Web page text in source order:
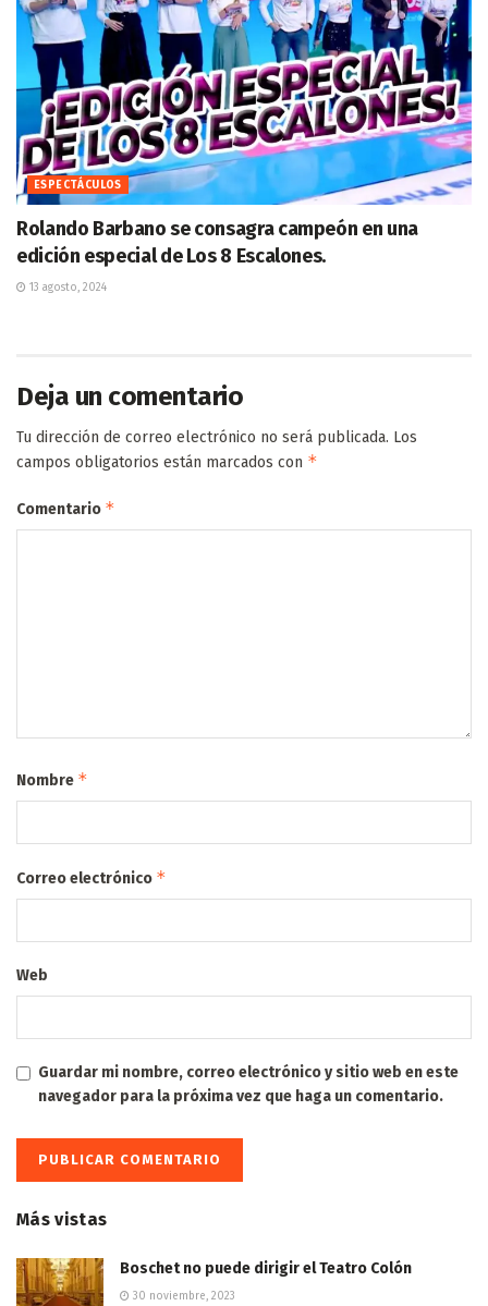
ESPECTÁCULOS
Rolando Barbano se consagra campeón en una
edición especial de Los 8 Escalones.
13 agosto, 2024
Deja un comentario
Tu dirección de correo electrónico no será publicada. Los
campos obligatorios están marcados con *
Comentario *
Nombre *
Correo electrónico *
Web
Guardar mi nombre, correo electrónico y sitio web en este
navegador para la próxima vez que haga un comentario.
Más vistas
Boschet no puede dirigir el Teatro Colón
30 noviembre, 2023